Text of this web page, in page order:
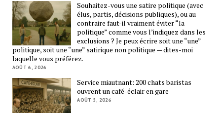
Souhaitez-vous une satire politique (avec
élus, partis, décisions publiques), ou au
contraire faut-il vraiment éviter “la
politique” comme vous l’indiquez dans les
exclusions ? Je peux écrire soit une “une”
politique, soit une “une” satirique non politique — dites-moi
laquelle vous préférez.
AOÛT 6, 2026
Service miautnant: 200 chats baristas
ouvrent un café-éclair en gare
AOÛT 5, 2026